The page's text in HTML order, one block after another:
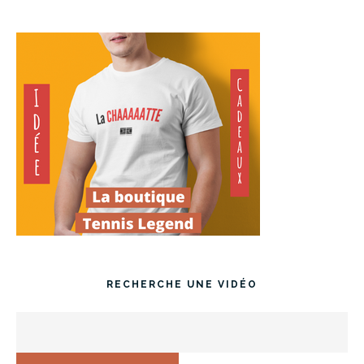
RECHERCHE UNE VIDÉO